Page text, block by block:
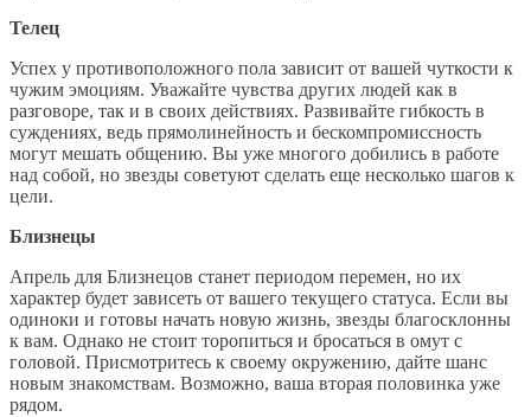
Телец
Успех у противоположного пола зависит от вашей чуткости к
чужим эмоциям. Уважайте чувства других людей как в
разговоре, так и в своих действиях. Развивайте гибкость в
суждениях, ведь прямолинейность и бескомпромиссность
могут мешать общению. Вы уже многого добились в работе
над собой, но звезды советуют сделать еще несколько шагов к
цели.
Близнецы
Апрель для Близнецов станет периодом перемен, но их
характер будет зависеть от вашего текущего статуса. Если вы
одиноки и готовы начать новую жизнь, звезды благосклонны
к вам. Однако не стоит торопиться и бросаться в омут с
головой. Присмотритесь к своему окружению, дайте шанс
новым знакомствам. Возможно, ваша вторая половинка уже
рядом.